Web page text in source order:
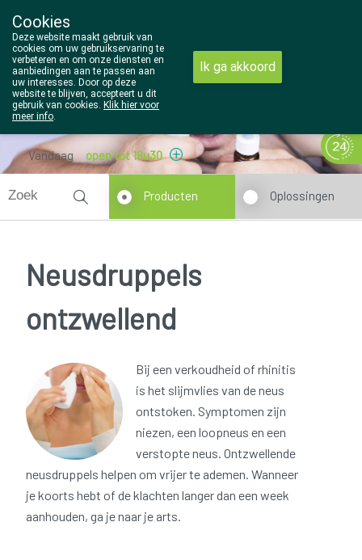
014/810298
Vandaag open tot 18u30
Producten Oplossingen
Neusdruppels
ontzwellend
Bij een verkoudheid of rhinitis
is het slijmvlies van de neus
ontstoken. Symptomen zijn
niezen, een loopneus en een
verstopte neus. Ontzwellende
neusdruppels helpen om vrijer te ademen. Wanneer
je koorts hebt of de klachten langer dan een week
aanhouden, ga je naar je arts.
Cookies
Deze website maakt gebruik van
cookies om uw gebruikservaring te
verbeteren en om onze diensten en
aanbiedingen aan te passen aan
uw interesses. Door op deze
website te blijven, accepteert u dit
gebruik van cookies. Klik hier voor
meer info.
Ik ga akkoord